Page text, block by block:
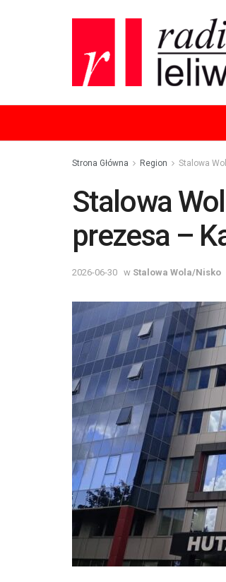
Strona Główna Region Stalowa
Stalowa
prezesa –
2026-06-30 w Stalowa Wola/Nisko